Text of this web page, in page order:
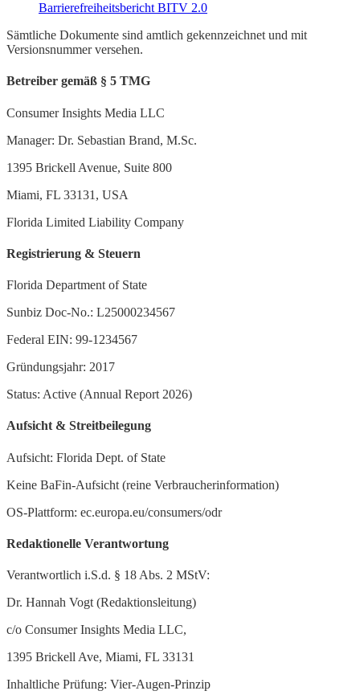
Barrierefreiheitsbericht BITV 2.0
Sämtliche Dokumente sind amtlich gekennzeichnet und mit
Versionsnummer versehen.
Betreiber gemäß § 5 TMG
Consumer Insights Media LLC
Manager: Dr. Sebastian Brand, M.Sc.
1395 Brickell Avenue, Suite 800
Miami, FL 33131, USA
Florida Limited Liability Company
Registrierung & Steuern
Florida Department of State
Sunbiz Doc-No.: L25000234567
Federal EIN: 99-1234567
Gründungsjahr: 2017
Status: Active (Annual Report 2026)
Aufsicht & Streitbeilegung
Aufsicht: Florida Dept. of State
Keine BaFin-Aufsicht (reine Verbraucherinformation)
OS-Plattform: ec.europa.eu/consumers/odr
Redaktionelle Verantwortung
Verantwortlich i.S.d. § 18 Abs. 2 MStV:
Dr. Hannah Vogt (Redaktionsleitung)
c/o Consumer Insights Media LLC,
1395 Brickell Ave, Miami, FL 33131
Inhaltliche Prüfung: Vier-Augen-Prinzip